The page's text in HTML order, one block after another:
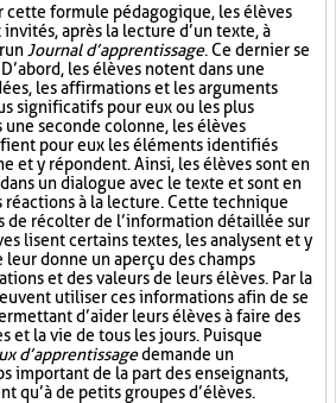
cette formule pédagogique, les élèves
invités, après la lecture d’un texte, à
un Journal d’apprentissage. Ce dernier se
les élèves notent dans une
les affirmations et les arguments
significatifs pour eux ou les plus
une seconde colonne, les élèves
pour eux les éléments identifiés
et y répondent. Ainsi, les élèves sont en
un dialogue avec le texte et sont en
réactions à la lecture. Cette technique
de récolter de l’information détaillée sur
lisent certains textes, les analysent et y
donne un aperçu des champs
et des valeurs de leurs élèves. Par la
utiliser ces informations afin de se
d’aider leurs élèves à faire des
et la vie de tous les jours. Puisque
d’apprentissagedemande un
important de la part des enseignants,
qu’à de petits groupes d’élèves.